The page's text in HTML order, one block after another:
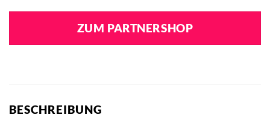
ZUM PARTNERSHOP
BESCHREIBUNG